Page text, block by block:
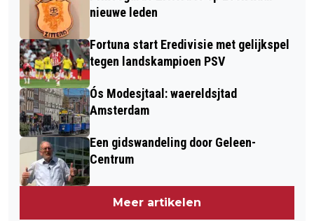
nieuwe leden
Fortuna start Eredivisie met gelijkspel
tegen landskampioen PSV
Ós Modesjtaal: waereldsjtad
Amsterdam
Een gidswandeling door Geleen-
Centrum
Meer artikelen